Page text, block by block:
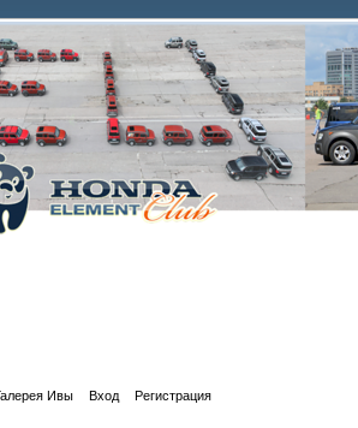
Ивы Вход Регистрация